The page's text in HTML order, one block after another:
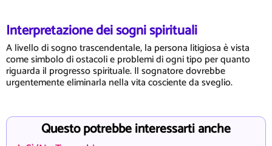
Interpretazione dei sogni spirituali
A livello di sogno trascendentale, la persona litigiosa è vista
come simbolo di ostacoli e problemi di ogni tipo per quanto
riguarda il progresso spirituale. Il sognatore dovrebbe
urgentemente eliminarla nella vita cosciente da sveglio.
Questo potrebbe interessarti anche